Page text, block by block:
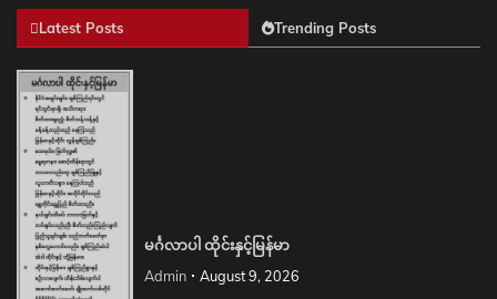
Latest Posts Trending Posts
မင်္ဂလာပါ ထိုင်းနှင့်မြန်မာ
Admin August 9, 2026